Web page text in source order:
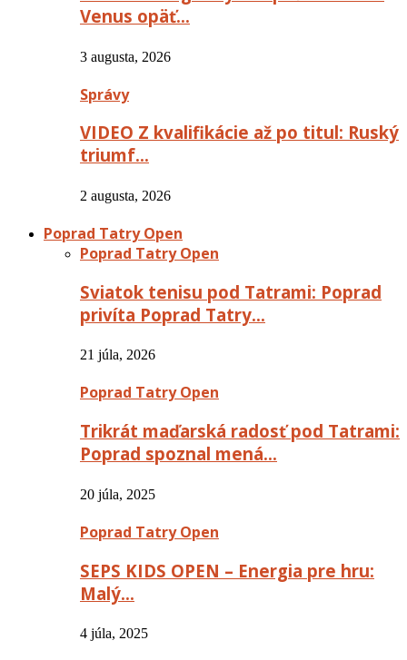
Venus opäť…
3 augusta, 2026
Správy
VIDEO Z kvalifikácie až po titul: Ruský
triumf…
2 augusta, 2026
Poprad Tatry Open
Poprad Tatry Open
Sviatok tenisu pod Tatrami: Poprad
privíta Poprad Tatry…
21 júla, 2026
Poprad Tatry Open
Trikrát maďarská radosť pod Tatrami:
Poprad spoznal mená…
20 júla, 2025
Poprad Tatry Open
SEPS KIDS OPEN – Energia pre hru:
Malý…
4 júla, 2025